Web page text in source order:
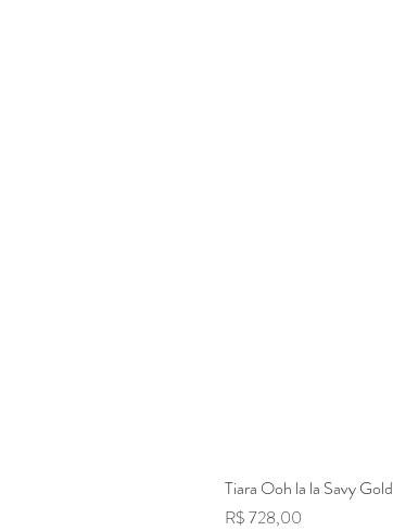
Tiara Ooh la la Savy Gold
Preço
R$ 728,00